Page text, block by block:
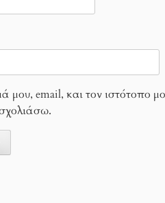
μου, email, και τον ιστότοπο